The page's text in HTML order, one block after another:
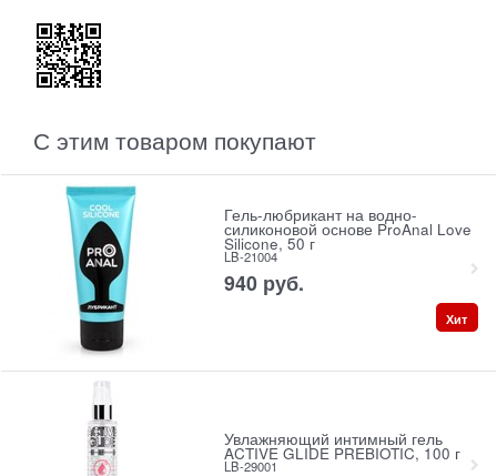
С этим товаром покупают
Гель-любрикант на водно-
силиконовой основе ProAnal Love
Silicone, 50 г
LB-21004
940 руб.
Хит
Увлажняющий интимный гель
ACTIVE GLIDE PREBIOTIC, 100 г
LB-29001